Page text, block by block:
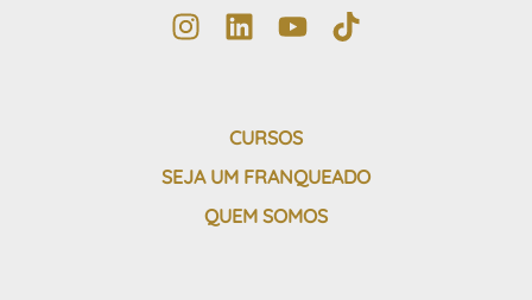
CURSOS
SEJA UM FRANQUEADO
QUEM SOMOS